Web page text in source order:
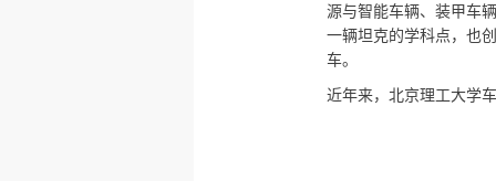
源与智能车辆、装甲车
一辆坦克的学科点，也
车。
近年来，北京理工大学